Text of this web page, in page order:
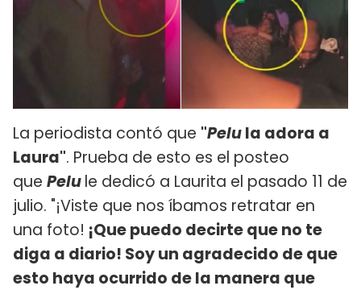
La periodista contó que "Pelula adora a
Laura". Prueba de esto es el posteo
que Pelule dedicó a Laurita el pasado 11 de
julio. "¡Viste que nos íbamos retratar en
una foto! ¡Que puedo decirte que no te
diga a diario! Soy un agradecido de que
esto haya ocurrido de la manera que